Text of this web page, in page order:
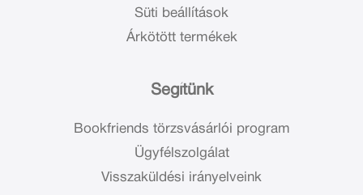
Süti beállítások
Árkötött termékek
Segítünk
Bookfriends törzsvásárlói program
Ügyfélszolgálat
Visszaküldési irányelveink